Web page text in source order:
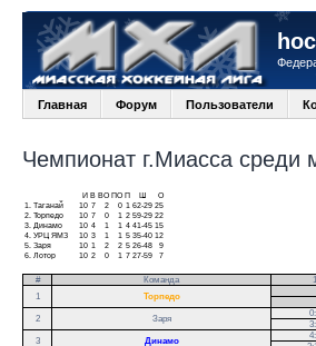
Главная Форум Пользователи
Чемпионат г.Миасса среди
И В ВО ПО П
О
1.
Таганай 10 7 2 0 1 62-29 25
2. Торпедо 10 7 0 1 2 59-29 22
3.
Динамо 10 4 1 1 4 41-45 15
4. УРЦ ЯМЗ 10 3 1 1 5 35-40 12
5. Заря 10 1 2 2 5 26-48
9
6. Лотор 10 2 0 1 7 27-59 7
# Команда 1
1
Торпедо
2
Заря
3
Динамо